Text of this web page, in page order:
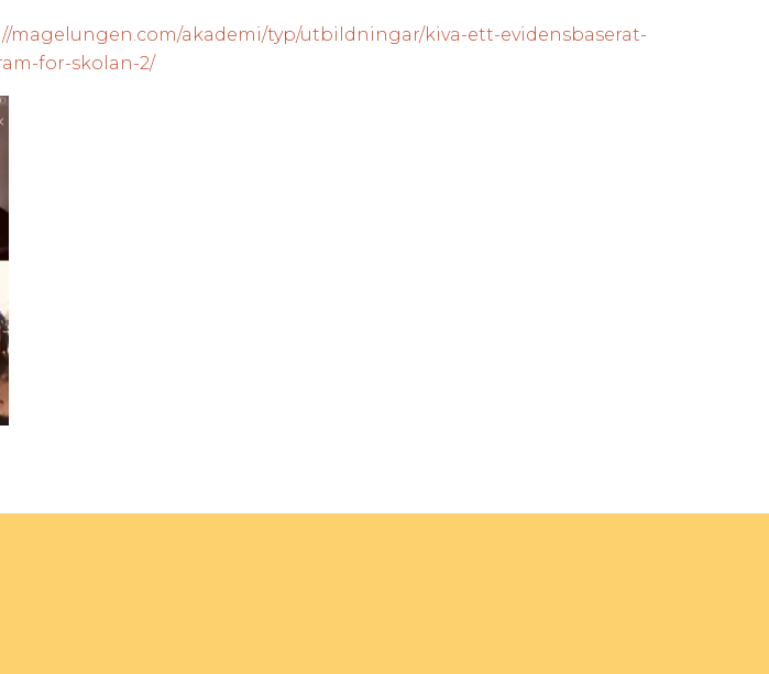
magelungen.com/akademi/typ/utbildningar/kiva-ett-evidensbaserat-
for-skolan-2/